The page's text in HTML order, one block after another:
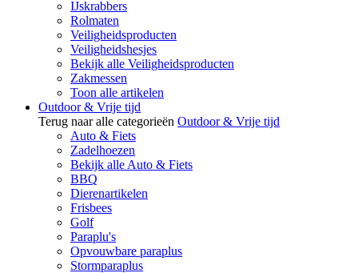
IJskrabbers
Rolmaten
Veiligheidsproducten
Veiligheidshesjes
Bekijk alle Veiligheidsproducten
Zakmessen
Toon alle artikelen
Outdoor & Vrije tijd
Terug naar alle categorieën Outdoor & Vrije tijd
Auto & Fiets
Zadelhoezen
Bekijk alle Auto & Fiets
BBQ
Dierenartikelen
Frisbees
Golf
Paraplu's
Opvouwbare paraplus
Stormparaplus